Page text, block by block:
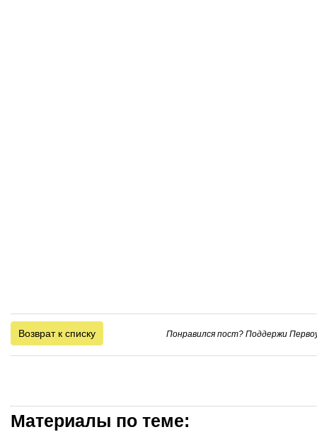
Возврат к списку Понравился пост? Поддержи
Материалы по теме: